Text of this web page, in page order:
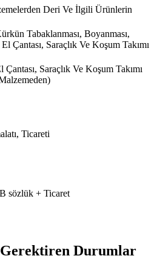
Deri Ve İlgili Ürünlerin
Tabaklanması, Boyanması,
Çantası, Saraçlık Ve Koşum Takımı
Saraçlık Ve Koşum Takımı
Ticareti
sözlük + Ticaret
Durumlar